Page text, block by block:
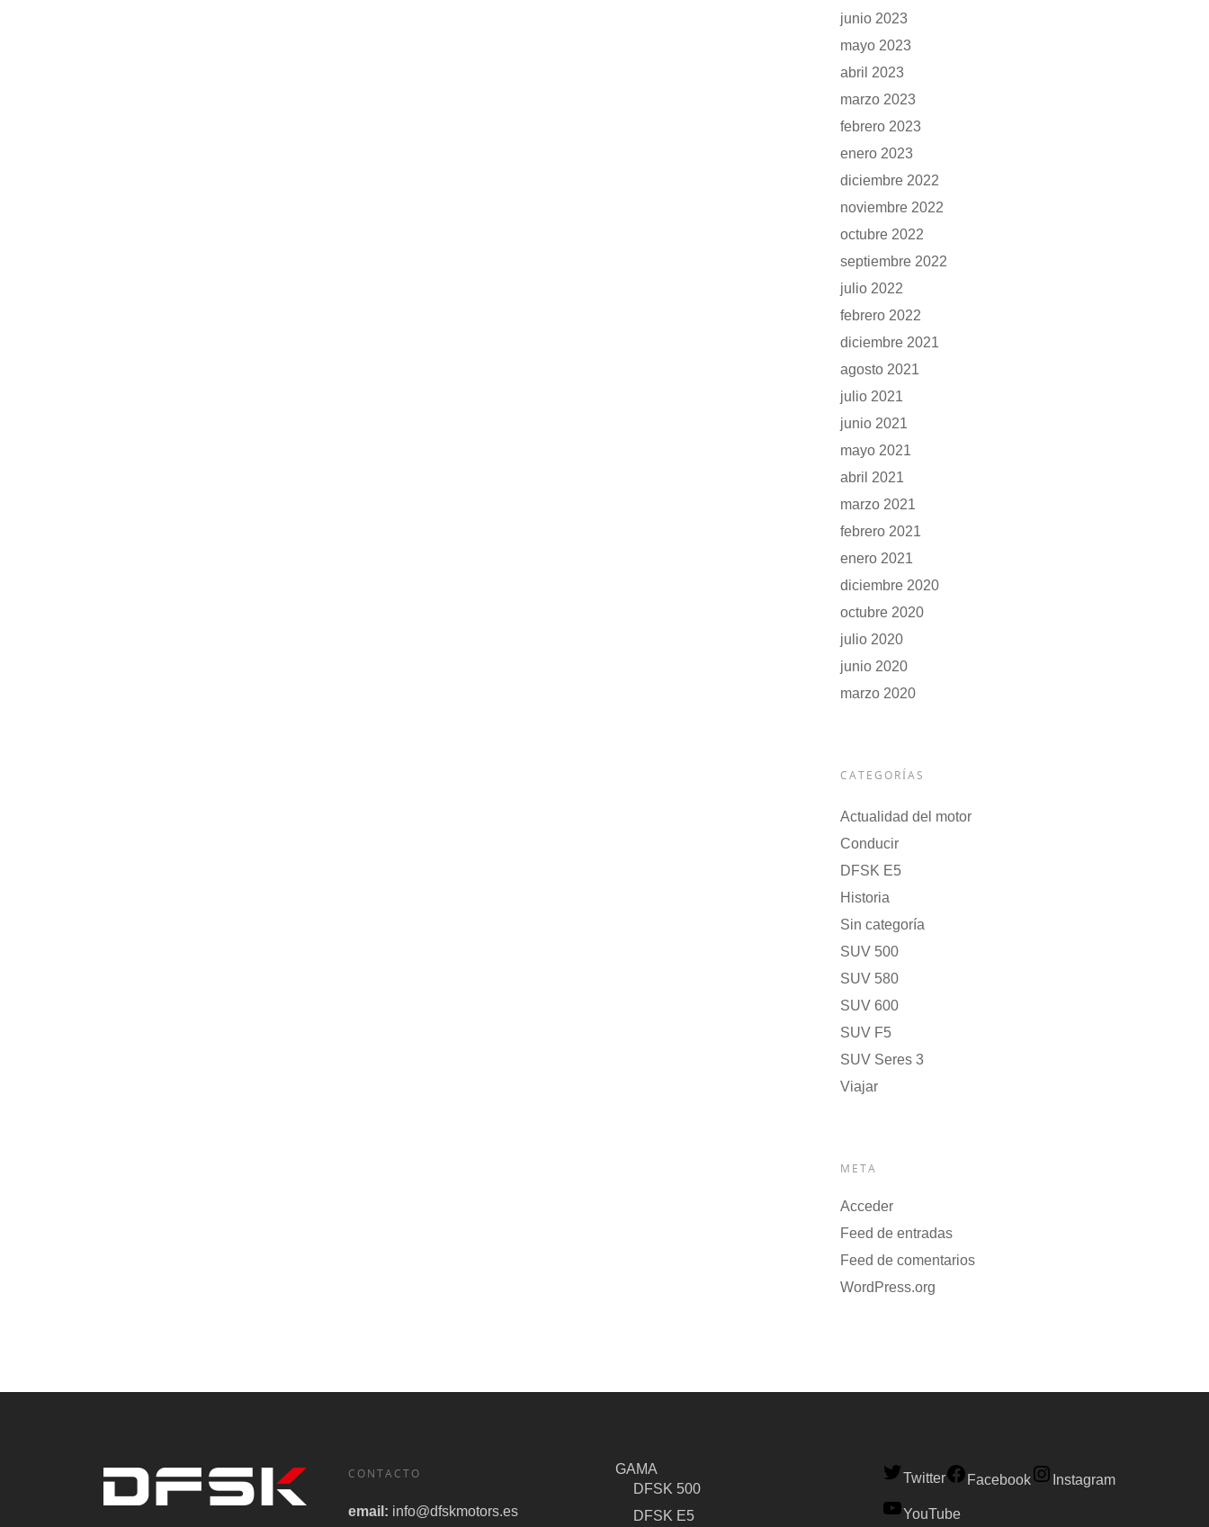
junio 2023
mayo 2023
abril 2023
marzo 2023
febrero 2023
enero 2023
diciembre 2022
noviembre 2022
octubre 2022
septiembre 2022
julio 2022
febrero 2022
diciembre 2021
agosto 2021
julio 2021
junio 2021
mayo 2021
abril 2021
marzo 2021
febrero 2021
enero 2021
diciembre 2020
octubre 2020
julio 2020
junio 2020
marzo 2020
CATEGORÍAS
Actualidad del motor
Conducir
DFSK E5
Historia
Sin categoría
SUV 500
SUV 580
SUV 600
SUV F5
SUV Seres 3
Viajar
META
Acceder
Feed de entradas
Feed de comentarios
WordPress.org
CONTACTO
email: info@dfskmotors.es
GAMA
DFSK 500
DFSK E5
Twitter Facebook Instagram
YouTube